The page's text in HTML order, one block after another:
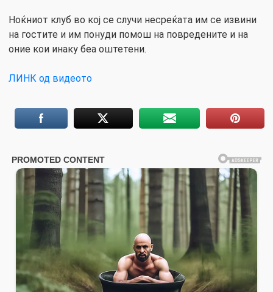
Ноќниот клуб во кој се случи несреќата им се извини
на гостите и им понуди помош на повредените и на
оние кои инаку беа оштетени.
ЛИНК од видеото